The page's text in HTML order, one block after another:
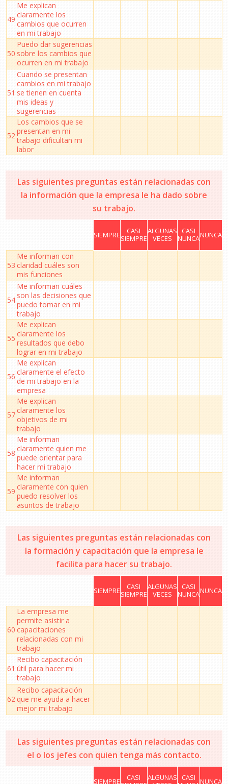
49
Me explican
claramente los
cambios que ocurren
en mi trabajo
50
Puedo dar sugerencias
sobre los cambios que
ocurren en mi trabajo
51
Cuando se presentan
cambios en mi trabajo
se tienen en cuenta
mis ideas y
sugerencias
52
Los cambios que se
presentan en mi
trabajo dificultan mi
labor
Las siguientes preguntas están relacionadas con
la información que la empresa le ha dado sobre
su trabajo.
SIEMPRE
CASI
SIEMPRE
ALGUNAS
VECES
CASI
NUNCANUNCA
53
Me informan con
claridad cuáles son
mis funciones
54
Me informan cuáles
son las decisiones que
puedo tomar en mi
trabajo
55
Me explican
claramente los
resultados que debo
lograr en mi trabajo
56
Me explican
claramente el efecto
de mi trabajo en la
empresa
57
Me explican
claramente los
objetivos de mi
trabajo
58
Me informan
claramente quien me
puede orientar para
hacer mi trabajo
59
Me informan
claramente con quien
puedo resolver los
asuntos de trabajo
Las siguientes preguntas están relacionadas con
la formación y capacitación que la empresa le
facilita para hacer su trabajo.
SIEMPRE
CASI
SIEMPRE
ALGUNAS
VECES
CASI
NUNCANUNCA
60
La empresa me
permite asistir a
capacitaciones
relacionadas con mi
trabajo
61
Recibo capacitación
útil para hacer mi
trabajo
62
Recibo capacitación
que me ayuda a hacer
mejor mi trabajo
Las siguientes preguntas están relacionadas con
el o los jefes con quien tenga más contacto.
SIEMPRE
CASI
ALGUNAS
CASI NUNCA